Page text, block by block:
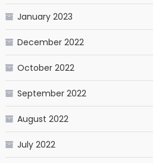
January 2023
December 2022
October 2022
September 2022
August 2022
July 2022